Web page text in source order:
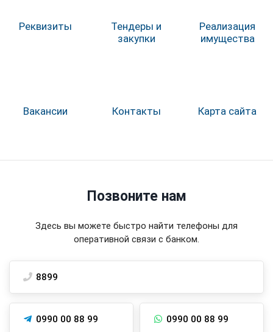
Реквизиты
Тендеры и
закупки
Реализация
имущества
Вакансии Контакты Карта сайта
Позвоните нам
Здесь вы можете быстро найти телефоны для
оперативной связи с банком.
8899
0990 00 88 99 0990 00 88 99